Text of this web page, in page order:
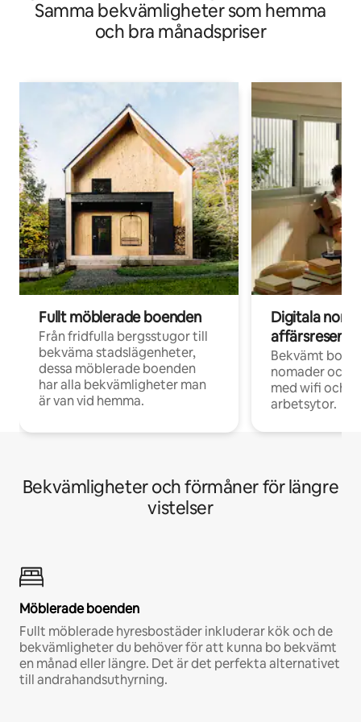
Samma bekvämligheter som hemma
och bra månadspriser
Fullt möblerade boenden
Från fridfulla bergsstugor till
bekväma stadslägenheter,
dessa möblerade boenden
har alla bekvämligheter man
är van vid hemma.
Digitala
Bekvämt
nomader och
med wifi och
arbetsytor.
Bekvämligheter och förmåner för längre
vistelser
Möblerade boenden
Fullt möblerade hyresbostäder inkluderar kök och de
bekvämligheter du behöver för att kunna bo bekvämt
en månad eller längre. Det är det perfekta alternativet
till andrahandsuthyrning.